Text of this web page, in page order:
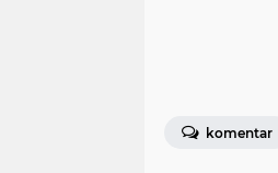
komentar